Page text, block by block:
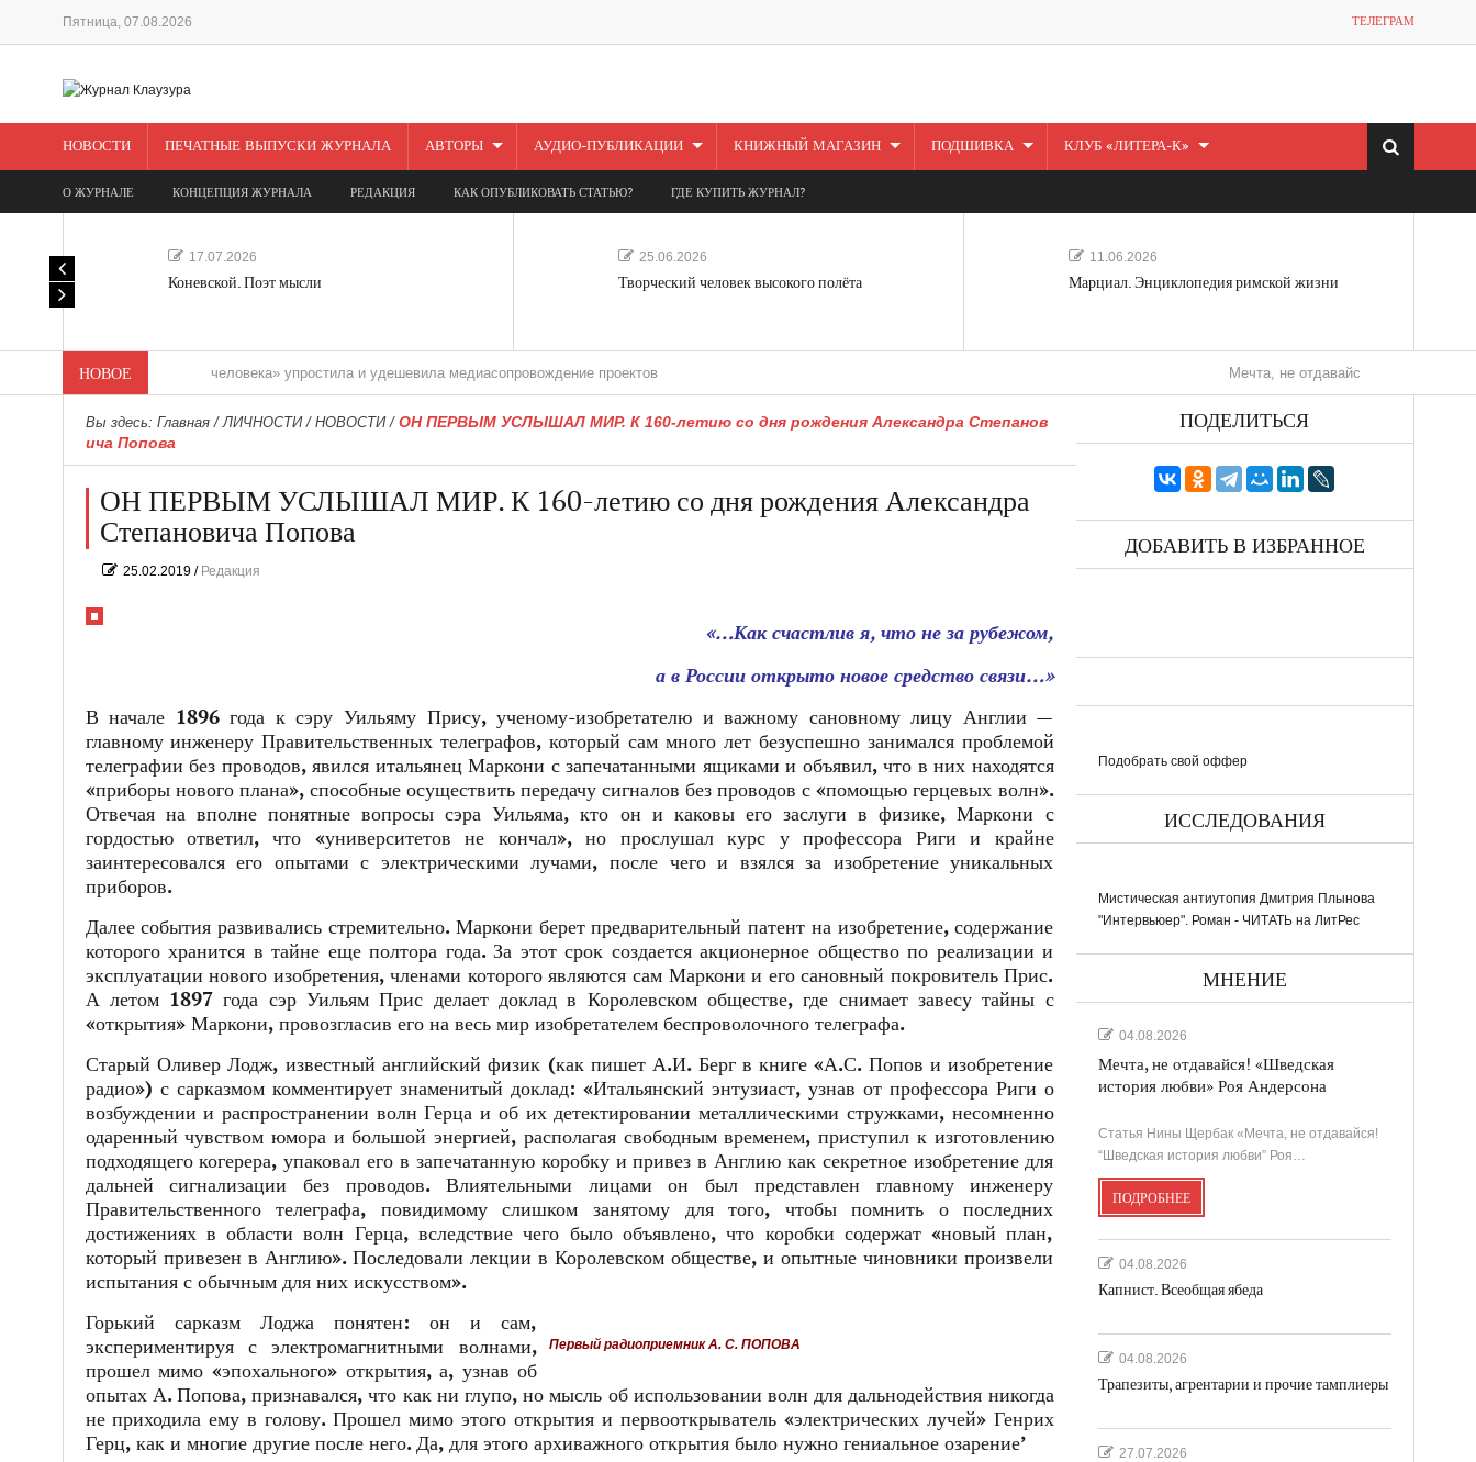
Пятница, 07.08.2026 ТЕЛЕГРАМ
НОВОСТИ ПЕЧАТНЫЕ ВЫПУСКИ ЖУРНАЛА АВТОРЫ АУДИО-ПУБЛИКАЦИИ КНИЖНЫЙ МАГАЗИН ПОДШИВКА КЛУБ «ЛИТЕРА-К»
О ЖУРНАЛЕ КОНЦЕПЦИЯ ЖУРНАЛА РЕДАКЦИЯ КАК ОПУБЛИКОВАТЬ СТАТЬЮ? ГДЕ КУПИТЬ ЖУРНАЛ?
17.07.2026
Коневской. Поэт мысли
25.06.2026
Творческий человек высокого полёта
11.06.2026
Марциал. Энциклопедия римской жизни
НОВОЕ
«Редакция одного человека» упростила и удешевила медиасопровождение проектов Мечта, не отдавайся! «Шведская история
Вы здесь: Главная/ ЛИЧНОСТИ/ НОВОСТИ/ ОН ПЕРВЫМ УСЛЫШАЛ МИР. К 160-летию со дня рождения Александра Степанов
ича Попова
ОН ПЕРВЫМ УСЛЫШАЛ МИР. К 160-летию со дня рождения Александра
Степановича Попова
25.02.2019/ Редакция
«…Как счастлив я, что не за рубежом,
а в России открыто новое средство связи…»
В начале 1896 года к сэру Уильяму Прису, ученому-изобретателю и важному сановному лицу Англии —
главному инженеру Правительственных телеграфов, который сам много лет безуспешно занимался проблемой
телеграфии без проводов, явился итальянец Маркони с запечатанными ящиками и объявил, что в них находятся
«приборы нового плана», способные осуществить передачу сигналов без проводов с «помощью герцевых волн».
Отвечая на вполне понятные вопросы сэра Уильяма, кто он и каковы его заслуги в физике, Маркони с
гордостью ответил, что «университетов не кончал», но прослушал курс у профессора Риги и крайне
заинтересовался его опытами с электрическими лучами, после чего и взялся за изобретение уникальных
приборов.
Далее события развивались стремительно. Маркони берет предварительный патент на изобретение, содержание
которого хранится в тайне еще полтора года. За этот срок создается акционерное общество по реализации и
эксплуатации нового изобретения, членами которого являются сам Маркони и его сановный покровитель Прис.
А летом 1897 года сэр Уильям Прис делает доклад в Королевском обществе, где снимает завесу тайны с
«открытия» Маркони, провозгласив его на весь мир изобретателем беспроволочного телеграфа.
Старый Оливер Лодж, известный английский физик (как пишет А.И. Берг в книге «А.С. Попов и изобретение
радио») с сарказмом комментирует знаменитый доклад: «Итальянский энтузиаст, узнав от профессора Риги о
возбуждении и распространении волн Герца и об их детектировании металлическими стружками, несомненно
одаренный чувством юмора и большой энергией, располагая свободным временем, приступил к изготовлению
подходящего когерера, упаковал его в запечатанную коробку и привез в Англию как секретное изобретение для
дальней сигнализации без проводов. Влиятельными лицами он был представлен главному инженеру
Правительственного телеграфа, повидимому слишком занятому для того, чтобы помнить о последних
достижениях в области волн Герца, вследствие чего было объявлено, что коробки содержат «новый план,
который привезен в Англию». Последовали лекции в Королевском обществе, и опытные чиновники произвели
испытания с обычным для них искусством».
Первый радиоприемник А. С. ПОПОВА
Горький сарказм Лоджа понятен: он и сам,
экспериментируя с электромагнитными волнами,
прошел мимо «эпохального» открытия, а, узнав об
опытах А. Попова, признавался, что как ни глупо, но мысль об использовании волн для дальнодействия никогда
не приходила ему в голову. Прошел мимо этого открытия и первооткрыватель «электрических лучей» Генрих
Герц, как и многие другие после него. Да, для этого архиважного открытия было нужно гениальное озарение’
ПОДЕЛИТЬСЯ
ДОБАВИТЬ В ИЗБРАННОЕ
Подобрать свой оффер
ИССЛЕДОВАНИЯ
Мистическая антиутопия Дмитрия Плынова
"Интервьюер". Роман - ЧИТАТЬ на ЛитРес
МНЕНИЕ
04.08.2026
Мечта, не отдавайся! «Шведская
история любви» Роя Андерсона
Статья Нины Щербак «Мечта, не отдавайся!
“Шведская история любви” Роя…
ПОДРОБНЕЕ
04.08.2026
Капнист. Всеобщая ябеда
04.08.2026
Трапезиты, агрентарии и прочие тамплиеры
27.07.2026